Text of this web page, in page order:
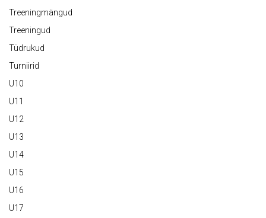
Treeningmängud
Treeningud
Tüdrukud
Turniirid
U10
U11
U12
U13
U14
U15
U16
U17